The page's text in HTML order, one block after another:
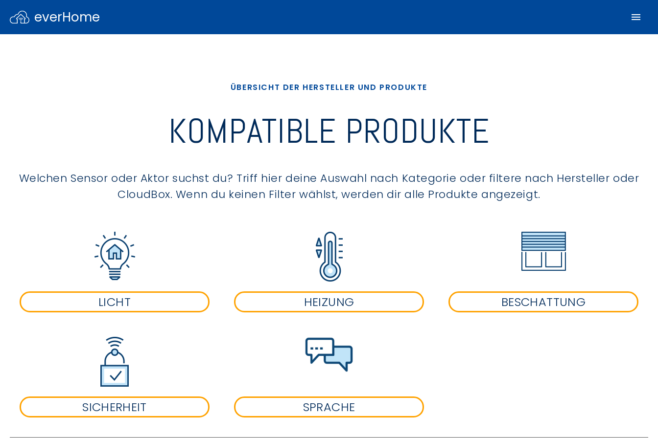
everHome
ÜBERSICHT DER HERSTELLER UND PRODUKTE
KOMPATIBLE PRODUKTE
Welchen Sensor oder Aktor suchst du? Triff hier deine Auswahl nach Kategorie oder filtere nach Hersteller oder
CloudBox. Wenn du keinen Filter wählst, werden dir alle Produkte angezeigt.
LICHT HEIZUNG BESCHATTUNG
SICHERHEIT SPRACHE